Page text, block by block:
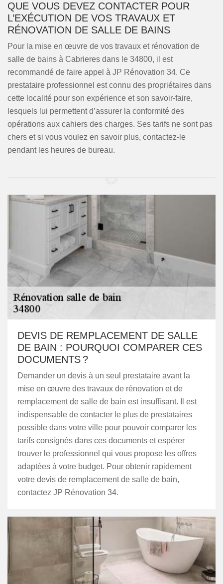
QUE VOUS DEVEZ CONTACTER POUR
L’EXÉCUTION DE VOS TRAVAUX ET
RÉNOVATION DE SALLE DE BAINS
Pour la mise en œuvre de vos travaux et rénovation de
salle de bains à Cabrieres dans le 34800, il est
recommandé de faire appel à JP Rénovation 34. Ce
prestataire professionnel est connu des propriétaires dans
cette localité pour son expérience et son savoir-faire,
lesquels lui permettent d’assurer la conformité des
opérations aux cahiers des charges. Ses tarifs ne sont pas
chers et si vous voulez en savoir plus, contactez-le
pendant les heures de bureau.
DEVIS DE REMPLACEMENT DE SALLE
DE BAIN : POURQUOI COMPARER CES
DOCUMENTS ?
Demander un devis à un seul prestataire avant la
mise en œuvre des travaux de rénovation et de
remplacement de salle de bain est insuffisant. Il est
indispensable de contacter le plus de prestataires
possible dans votre ville pour pouvoir comparer les
tarifs consignés dans ces documents et espérer
trouver le professionnel qui vous propose les offres
adaptées à votre budget. Pour obtenir rapidement
votre devis de remplacement de salle de bain,
contactez JP Rénovation 34.